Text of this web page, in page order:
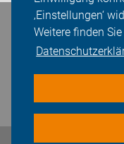
‚Einstellungen‘
Weitere finden
Bleiben Sie in